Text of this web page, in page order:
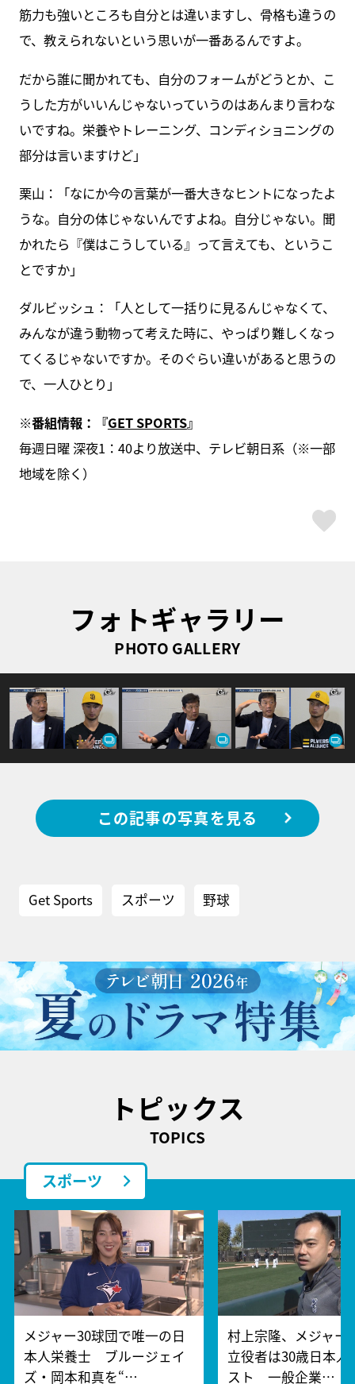
筋力も強いところも自分とは違いますし、骨格も違うの
で、教えられないという思いが一番あるんですよ。
だから誰に聞かれても、自分のフォームがどうとか、こ
うした方がいいんじゃないっていうのはあんまり言わな
いですね。栄養やトレーニング、コンディショニングの
部分は言いますけど」
栗山：「なにか今の言葉が一番大きなヒントになったよ
うな。自分の体じゃないんですよね。自分じゃない。聞
かれたら『僕はこうしている』って言えても、というこ
とですか」
ダルビッシュ：「人として一括りに見るんじゃなくて、
みんなが違う動物って考えた時に、やっぱり難しくなっ
てくるじゃないですか。そのぐらい違いがあると思うの
で、一人ひとり」
※番組情報：『GET SPORTS』
毎週日曜 深夜1：40より放送中、テレビ朝日系（※一部
地域を除く）
フォトギャラリー
PHOTO GALLERY
この記事の写真を見る
Get Sports スポーツ 野球
トピックス
TOPICS
スポーツ
メジャー30球団で唯一の日
本人栄養士 ブルージェイ
ズ・岡本和真を“…
村上宗隆、メジャー
立役者は30歳日本人
スト 一般企業…